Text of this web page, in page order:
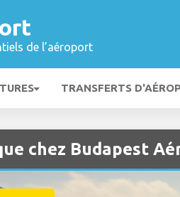
de l’aéroport
TRANSFERTS
chez Budapest